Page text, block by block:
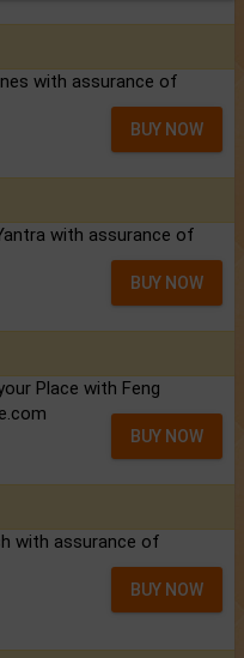
with assurance of
BUY NOW
with assurance of
BUY NOW
Place with Feng
BUY NOW
with assurance of
BUY NOW